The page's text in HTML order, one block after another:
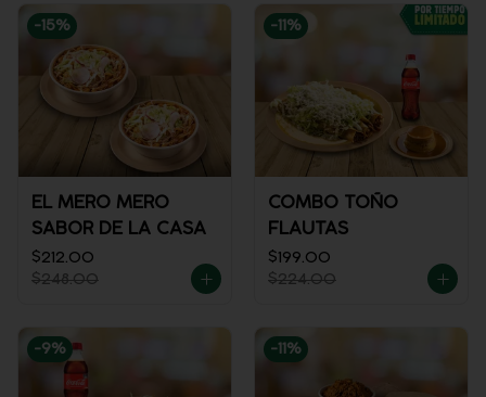
-15%
EL MERO MERO
SABOR DE LA CASA
$212.00
$248.00
-11 %
COMBO TOÑO
FLAUTAS
$199.00
$224.00
-9% -11 %